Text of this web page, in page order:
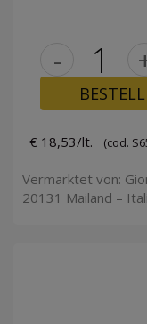
-
€ 18,53/lt. (cod.
Vermarktet von:
20131 Mailand –